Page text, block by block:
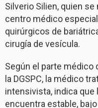
Silverio Silien, quien
centro médico
quirúrgicos de
cirugía de vesícula.
Según el parte médico
la DGSPC, la médico
intensivista, indica que
encuentra estable,